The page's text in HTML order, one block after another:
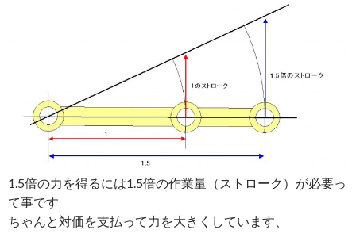
1.5倍の力を得るには1.5倍の作業量（ストローク）が必要っ
て事です
ちゃんと対価を支払って力を大きくしています、